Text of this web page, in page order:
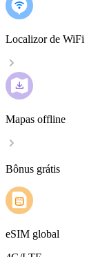
Localizor de WiFi
Mapas offline
Bônus grátis
eSIM global